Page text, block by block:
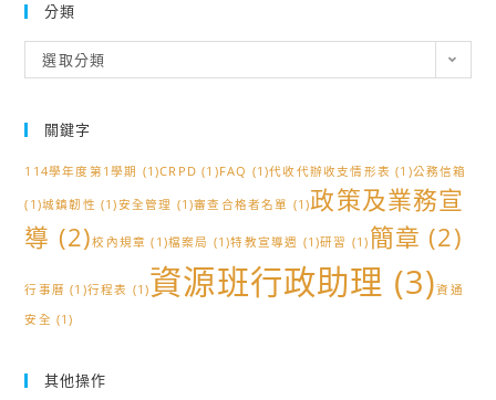
分類
類
選取分類
關鍵字
114學年度第1學期 (1)CRPD (1)FAQ (1)代收代辦收支情形表 (1)公務信箱
(1)城鎮韌性 (1)安全管理 (1)審查合格者名單 (1)政策及業務宣
導 (2)校內規章 (1)檔案局 (1)特教宣導週 (1)研習 (1) 簡章 (2)
行事曆 (1)行程表 (1)資源班行政助理 (3)資通
安全 (1)
其他操作